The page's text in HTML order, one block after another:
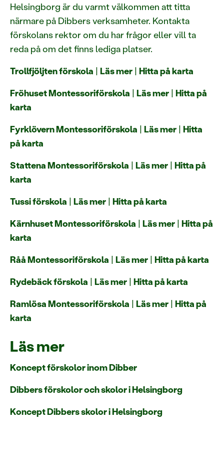
Helsingborg är du varmt välkommen att titta
närmare på Dibbers verksamheter. Kontakta
förskolans rektor om du har frågor eller vill ta
reda på om det finns lediga platser.
Trollfjöljten förskola | Läs mer | Hitta på karta
Fröhuset Montessoriförskola | Läs mer | Hitta på
karta
Fyrklövern Montessoriförskola | Läs mer | Hitta
på karta
Stattena Montessoriförskola | Läs mer | Hitta på
karta
Tussi förskola | Läs mer | Hitta på karta
Kärnhuset Montessoriförskola | Läs mer | Hitta på
karta
Råå Montessoriförskola | Läs mer | Hitta på karta
Rydebäck förskola | Läs mer | Hitta på karta
Ramlösa Montessoriförskola | Läs mer | Hitta på
karta
Läs mer
Koncept förskolor inom Dibber
Dibbers förskolor och skolor i Helsingborg
Koncept Dibbers skolor i Helsingborg